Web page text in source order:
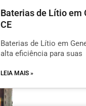
Baterias de Lítio em
CE
Baterias de Lítio em
alta eficiência para suas
LEIA MAIS »